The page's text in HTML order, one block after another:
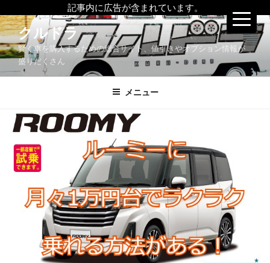
記事内に広告が含まれています。
コ
ン
テ
ツ
クルドラ
賢く車を購入するための総合サイト、値引きやオプション情報が
盛りだくさん
メニュー